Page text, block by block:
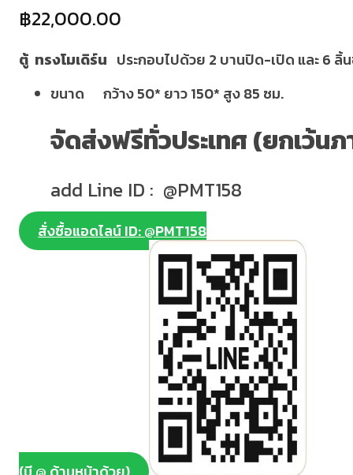
฿22,000.00
ตู้ ทรงโมเดิร์น ประกอบไปด้วย 2 บานปิด-เปิด และ 6 ลิ้
ขนาด กว้าง 50* ยาว 150* สูง 85 ซม.
จัดส่งฟรีทั่วประเทศ (ยกเว้นภ
add Line ID : @PMT158
สั่งซื้อแอดไลน์ ID: @PMT158